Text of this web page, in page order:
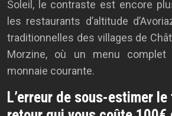
Soleil, le contraste est encore
les restaurants d’altitude
traditionnelles des villages de
Morzine, où un menu
monnaie courante.
L’erreur de sous-estimer